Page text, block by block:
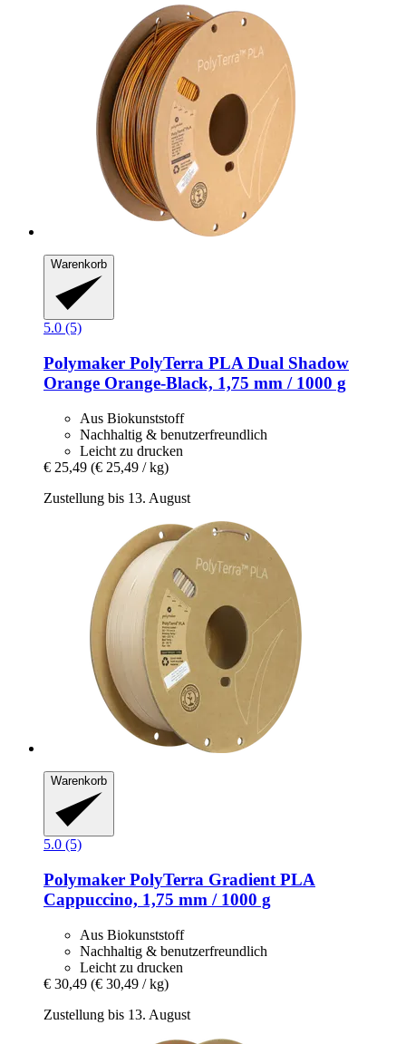
Warenkorb
5.0 (5)
Polymaker PolyTerra PLA Dual Shadow
Orange Orange-​Black, 1,75 mm / 1000 g
Aus Biokunststoff
Nachhaltig & benutzerfreundlich
Leicht zu drucken
€ 25,49 (€ 25,49 / kg)
Zustellung bis 13. August
Warenkorb
5.0 (5)
Polymaker PolyTerra Gradient PLA
Cappuccino, 1,75 mm / 1000 g
Aus Biokunststoff
Nachhaltig & benutzerfreundlich
Leicht zu drucken
€ 30,49 (€ 30,49 / kg)
Zustellung bis 13. August